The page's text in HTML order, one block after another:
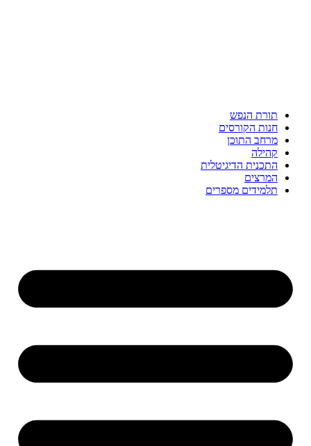
תורת הנפש
חנות הקורסים
מרחב התוכן
קהילה
התכנית הדיגיטלית
המרצים
תלמידים מספרים